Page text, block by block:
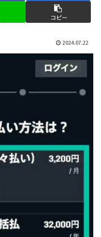
コピー
2024.07.22